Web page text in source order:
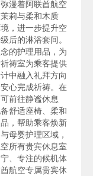
漫着阿联酋航空
莉与柔和木质
，进一步提升空
后的淋浴套间。
的护理用品，为
祷室为乘客提供
中融入礼拜方向
心完成祈祷。在
前往静谧休息
舒适座椅、柔和
，帮助乘客焕新
母婴护理区域，
所有贵宾休息室
、专注的候机体
航空专属贵宾休